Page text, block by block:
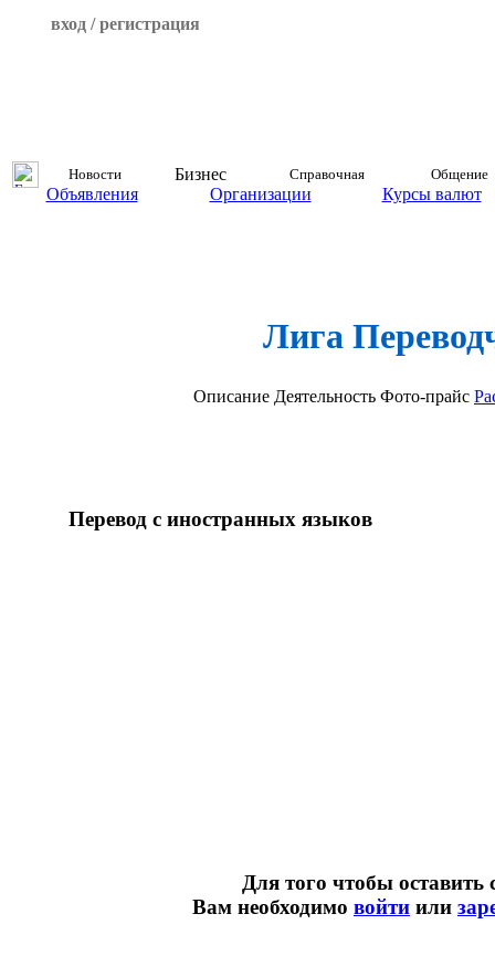
вход / регистрация
Новости Бизнес Справочная Общение
Объявления Организации Курсы валют
Лига
Описание Деятельность Фото-прайс
Перевод с иностранных языков
Для того чтобы оставить
Вам необходимо войти или